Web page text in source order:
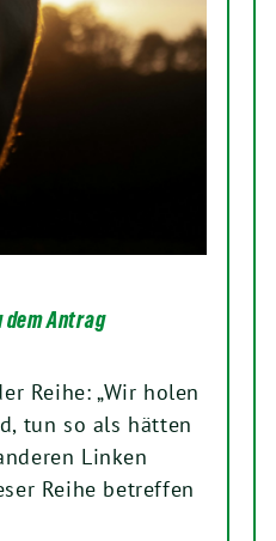
dem Antrag
Reihe: „Wir holen
tun so als hätten
Linken
Reihe betreffen